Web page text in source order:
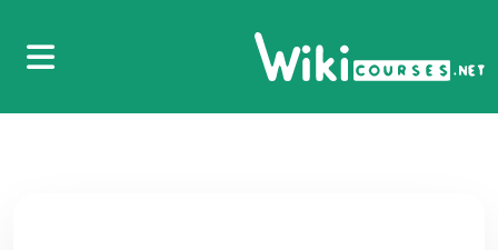
18.16 - break